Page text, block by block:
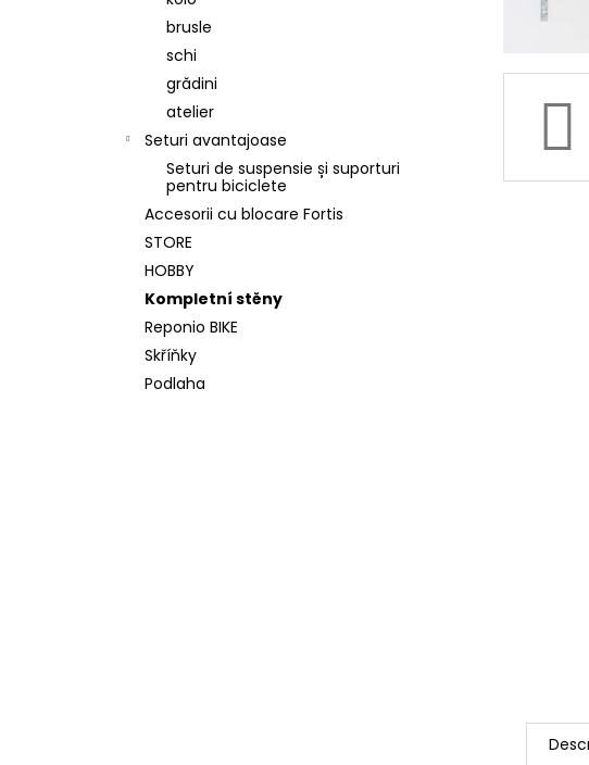
brusle
schi
grădini
atelier
Seturi avantajoase
Seturi de suspensie și suporturi
pentru biciclete
Accesorii cu blocare Fortis
STORE
HOBBY
Kompletní stěny
Reponio BIKE
Skříňky
Podlaha
WALL KIT 200 ORIGINAL GRI
€520,80
A fost:€562,50
1 X BARĂ DE
PANOUL